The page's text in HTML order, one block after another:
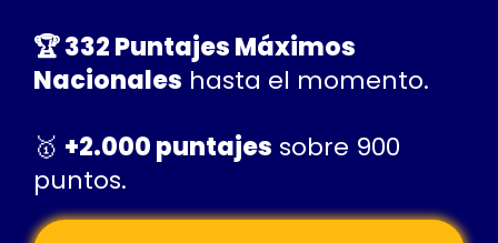
🏆 332 Puntajes Máximos
Nacionales hasta el momento.
🥇‍ +2.000 puntajes sobre 900
puntos.